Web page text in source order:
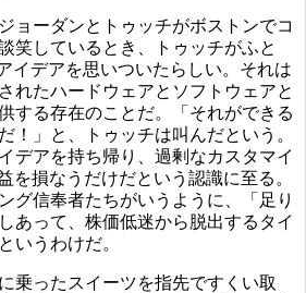
ョーダンとトゥッチがボストンでコ
笑しているとき、トゥッチがふと
イデアを思いついたらしい。それは
れたハードウェアとソフトウェアと
する存在のことだ。「それができる
！」と、トゥッチは叫んだという。
デアを持ち帰り、過剰なカスタマイ
を損なうだけだという認識に至る。
グ信奉者たちがいうように、「足り
あって、株価低迷から脱出するタイ
いうわけだ。
乗ったスイーツを指先ですくい取